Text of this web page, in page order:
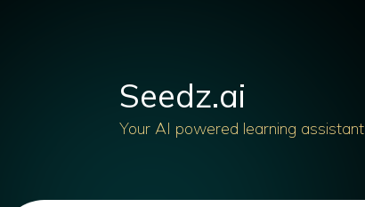
Seedz.ai
Your AI powered learning assistant